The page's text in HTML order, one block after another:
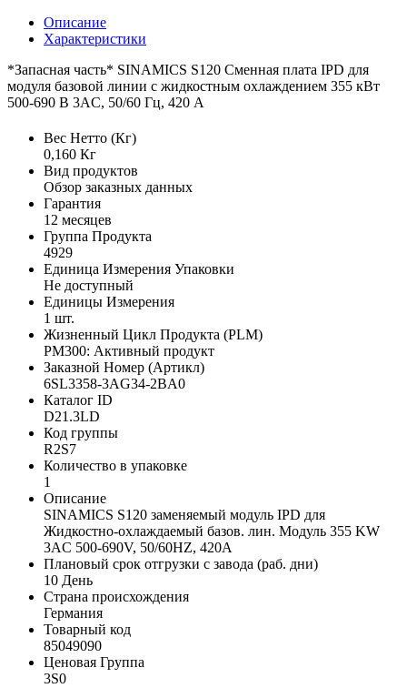
Описание
Характеристики
*Запасная часть* SINAMICS S120 Сменная плата IPD для
модуля базовой линии с жидкостным охлаждением 355 кВт
500-690 В 3AC, 50/60 Гц, 420 A
Вес Нетто (Кг)
0,160 Кг
Вид продуктов
Обзор заказных данных
Гарантия
12 месяцев
Группа Продукта
4929
Единица Измерения Упаковки
Не доступный
Единицы Измерения
1 шт.
Жизненный Цикл Продукта (PLM)
PM300: Активный продукт
Заказной Номер (Артикл)
6SL3358-3AG34-2BA0
Каталог ID
D21.3LD
Код группы
R2S7
Количество в упаковке
1
Описание
SINAMICS S120 заменяемый модуль IPD для
Жидкостно-охлаждаемый базов. лин. Модуль 355 KW
3AC 500-690V, 50/60HZ, 420A
Плановый срок отгрузки с завода (раб. дни)
10 День
Страна происхождения
Германия
Товарный код
85049090
Ценовая Группа
3S0